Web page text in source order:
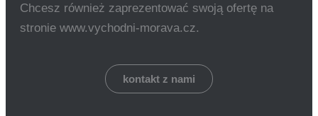
Chcesz również zaprezentować swoją ofertę na
stronie www.vychodni-morava.cz.
kontakt z nami